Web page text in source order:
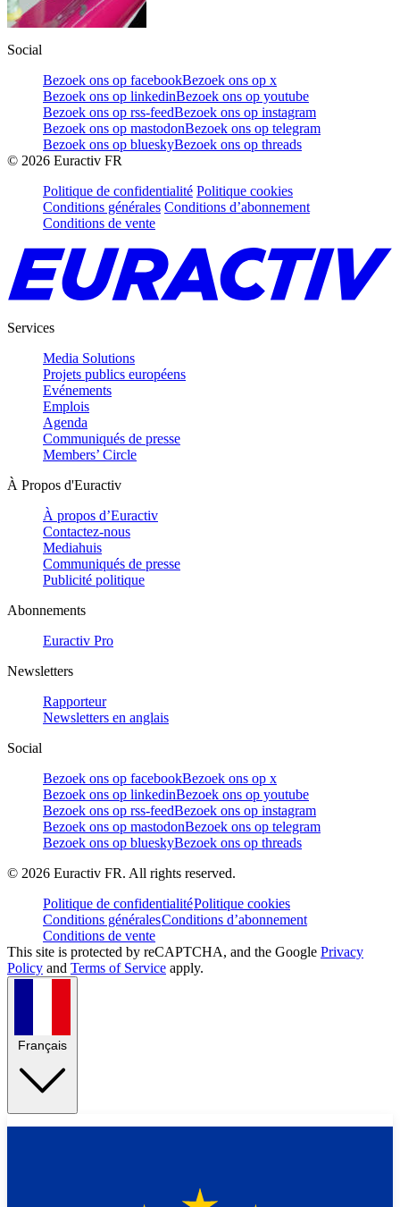
Social
Bezoek ons op facebookBezoek ons op x
Bezoek ons op linkedinBezoek ons op youtube
Bezoek ons op rss-feedBezoek ons op instagram
Bezoek ons op mastodonBezoek ons op telegram
Bezoek ons op blueskyBezoek ons op threads
© 2026 Euractiv FR
Politique de confidentialité Politique cookies
Conditions générales Conditions d’abonnement
Conditions de vente
Services
Media Solutions
Projets publics européens
Evénements
Emplois
Agenda
Communiqués de presse
Members’ Circle
À Propos d'Euractiv
À propos d’Euractiv
Contactez-nous
Mediahuis
Communiqués de presse
Publicité politique
Abonnements
Euractiv Pro
Newsletters
Rapporteur
Newsletters en anglais
Social
Bezoek ons op facebookBezoek ons op x
Bezoek ons op linkedinBezoek ons op youtube
Bezoek ons op rss-feedBezoek ons op instagram
Bezoek ons op mastodonBezoek ons op telegram
Bezoek ons op blueskyBezoek ons op threads
© 2026 Euractiv FR. All rights reserved.
Politique de confidentialitéPolitique cookies
Conditions généralesConditions d’abonnement
Conditions de vente
This site is protected by reCAPTCHA, and the Google Privacy
Policy and Terms of Service apply.
Français